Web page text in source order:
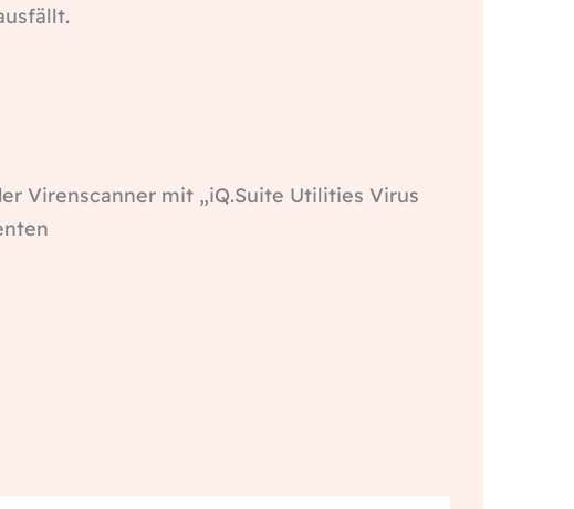
Virenscanner mit „iQ.Suite Utilities Virus